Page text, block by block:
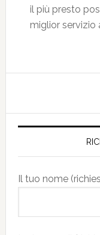
il più presto
miglior servizio
Il tuo nome